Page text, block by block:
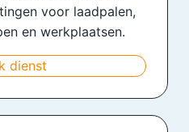
voor laadpalen,
en werkplaatsen.
dienst